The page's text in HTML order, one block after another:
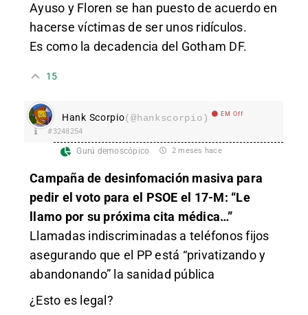
Ayuso y Floren se han puesto de acuerdo en
hacerse víctimas de ser unos ridículos.
Es como la decadencia del Gotham DF.
15
Hank Scorpio(@hankscorpio) EM Off
#3248254
Gurú demoscópico 2 meses hace
Campaña de desinfomación masiva para
pedir el voto para el PSOE el 17-M: “Le
llamo por su próxima cita médica…”
Llamadas indiscriminadas a teléfonos fijos
asegurando que el PP está “privatizando y
abandonando” la sanidad pública
¿Esto es legal?